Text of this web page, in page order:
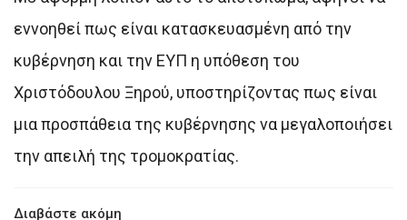
εννοηθεί πως είναι κατασκευασμένη από την
κυβέρνηση και την ΕΥΠ η υπόθεση του
Χριστόδουλου Ξηρού, υποστηρίζοντας πως είναι
μια προσπάθεια της κυβέρνησης να μεγαλοποιήσει
την απειλή της τρομοκρατίας.
Διαβάστε ακόμη